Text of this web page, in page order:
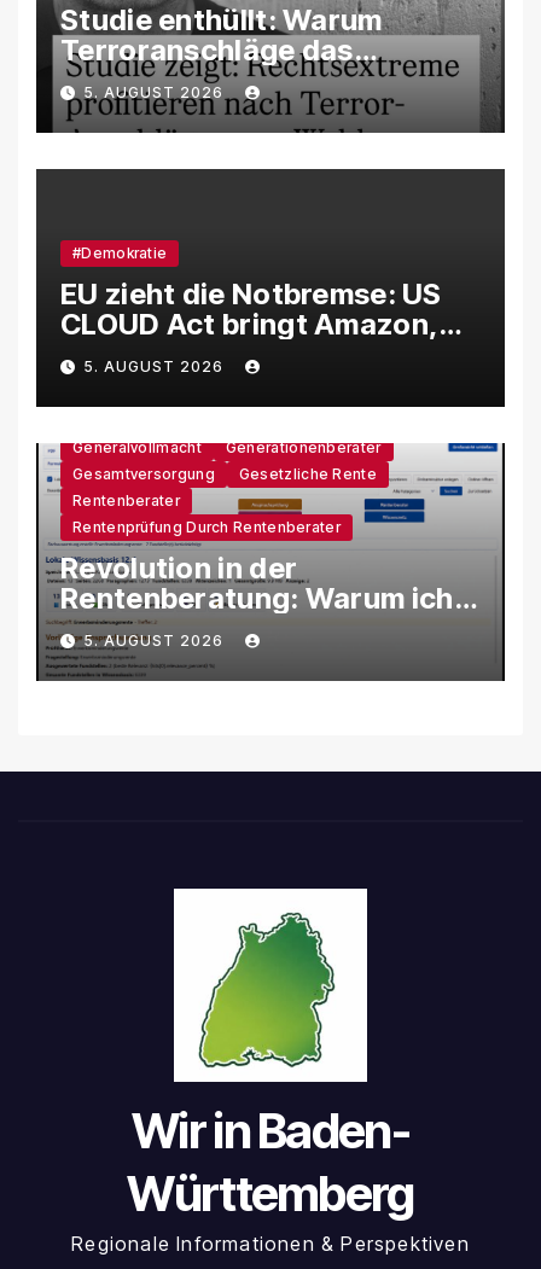
Studie enthüllt: Warum
Terroranschläge das
Wahlverhalten verändern –
und weshalb die AfD davon
besonders profitiert
5. AUGUST 2026
#Demokratie
EU zieht die Notbremse: US
CLOUD Act bringt Amazon,
Google und Microsoft massiv
unter Druck
5. AUGUST 2026
Generalvollmacht
Generationenberater
Gesamtversorgung
Gesetzliche Rente
Rentenberater
Rentenprüfung Durch Rentenberater
Revolution in der
Rentenberatung: Warum ich
eine eigene KI-Software
entwickle
5. AUGUST 2026
Wir in Baden-
Württemberg
Regionale Informationen & Perspektiven